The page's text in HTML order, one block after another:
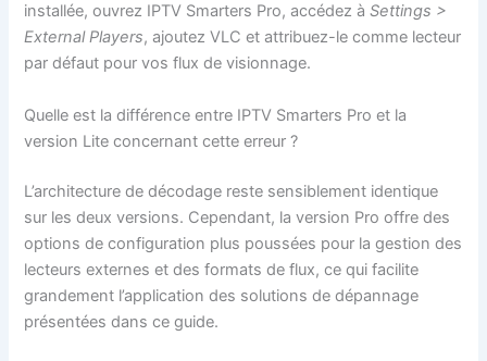
installée, ouvrez IPTV Smarters Pro, accédez àSettings >
External Players, ajoutez VLC et attribuez-le comme lecteur
par défaut pour vos flux de visionnage.
Quelle est la différence entre IPTV Smarters Pro et la
version Lite concernant cette erreur ?
L’architecture de décodage reste sensiblement identique
sur les deux versions. Cependant, la version Pro offre des
options de configuration plus poussées pour la gestion des
lecteurs externes et des formats de flux, ce qui facilite
grandement l’application des solutions de dépannage
présentées dans ce guide.